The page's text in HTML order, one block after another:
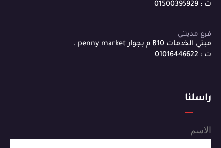
ت : 01500395929
فرع مدينتي
مبني الخدمات B10 م بجوار penny market .
ت : 01016446622
راسلنا
الاسم